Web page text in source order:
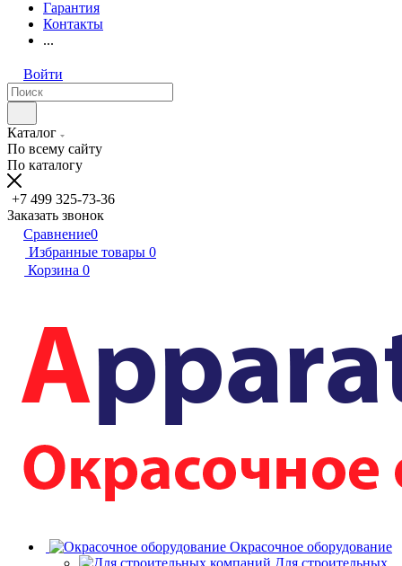
Гарантия
Контакты
...
Войти
Каталог
По всему сайту
По каталогу
+7 499 325-73-36
Заказать звонок
Сравнение0
Избранные товары 0
Корзина 0
Окрасочное оборудование
Для строительных